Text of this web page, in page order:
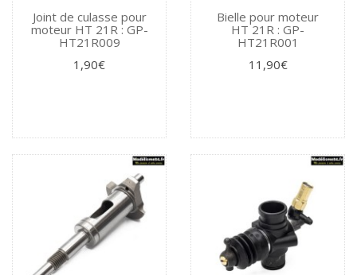
Joint de culasse pour
moteur HT 21R : GP-
HT21R009
1,90€
Bielle pour moteur
HT 21R : GP-
HT21R001
11,90€